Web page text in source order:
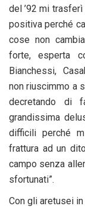
del ’92 mi
positiva perché
cose non
forte, esperta
Bianchessi,
non riuscimmo a
decretando di
grandissima
difficili perché
frattura ad un
campo senza
sfortunati”.
Con gli aretusei